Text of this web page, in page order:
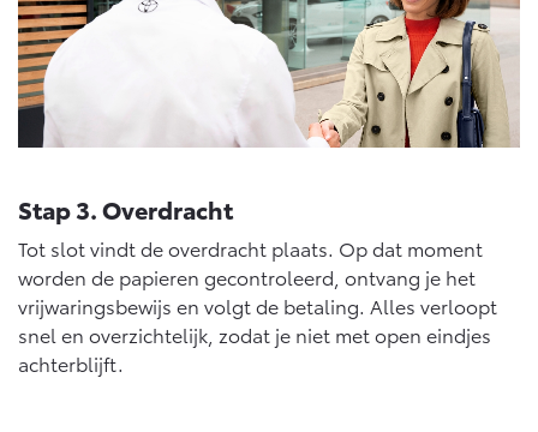
Stap 3. Overdracht
Tot slot vindt de overdracht plaats. Op dat moment
worden de papieren gecontroleerd, ontvang je het
vrijwaringsbewijs en volgt de betaling. Alles verloopt
snel en overzichtelijk, zodat je niet met open eindjes
achterblijft.